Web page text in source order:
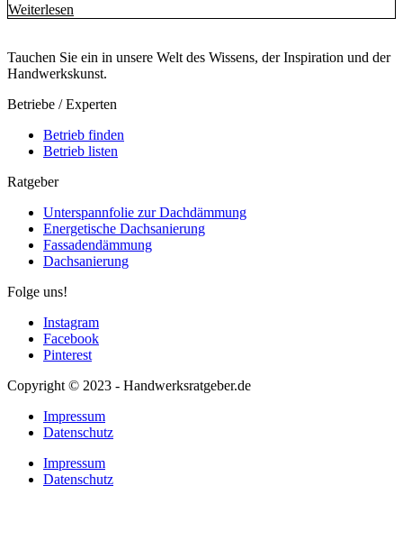
Weiterlesen
Tauchen Sie ein in unsere Welt des Wissens, der Inspiration und der
Handwerkskunst.
Betriebe / Experten
Betrieb finden
Betrieb listen
Ratgeber
Unterspannfolie zur Dachdämmung
Energetische Dachsanierung
Fassadendämmung
Dachsanierung
Folge uns!
Instagram
Facebook
Pinterest
Copyright © 2023 - Handwerksratgeber.de
Impressum
Datenschutz
Impressum
Datenschutz